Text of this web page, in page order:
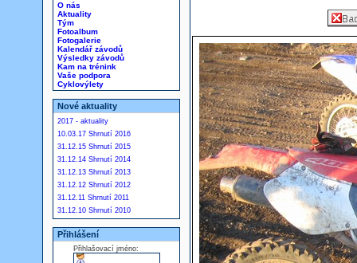
O nás
Aktuality
Tým
Fotoalbum
Fotogalerie
Kalendář závodů
Výsledky závodů
Kam na trénink
Vaše podpora
Cyklovýlety
Nové aktuality
2017 - aktuality
10.03.17 Shrnutí 2016
31.12.15 Shrnutí 2015
31.12.14 Shrnutí 2014
31.12.13 Shrnutí 2013
31.12.12 Shrnutí 2012
31.12.11 Shrnutí 2011
31.12.10 Shrnutí 2010
Přihlášení
Přihlašovací jméno: